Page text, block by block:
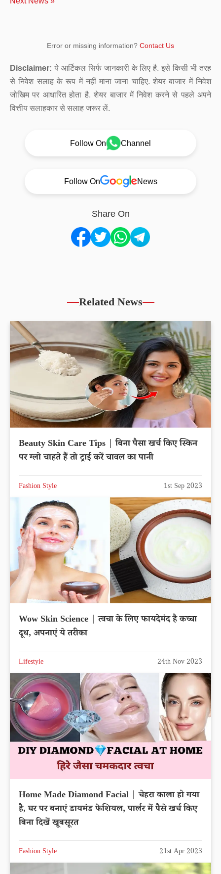
Error or missing information? Contact Us
Disclaimer: ये आर्टिकल सिर्फ जानकारी के लिए है. इसे किसी भी तरह
से निवेश सलाह के रूप में नहीं माना जाना चाहिए. शेयर बाजार में निवेश
जोखिम पर आधारित होता है. शेयर बाजार में निवेश करने से पहले अपने
वित्तीय सलाहकार से सलाह जरूर लें.
Follow On Channel
Follow On News
Share On
Related News
Beauty Skin Care Tips | बिना पैसा खर्च किए स्किन
पर ग्लो चाहते हैं तो ट्राई करें चावल का पानी
Fashion Style 1st Sep 2023
Wow Skin Science | त्वचा के लिए फायदेमंद है कच्चा
दूध, अपनाएं ये तरीका
Lifestyle 24th Nov 2023
Home Made Diamond Facial | चेहरा काला हो गया
है, घर पर बनाएं डायमंड फेशियल, पार्लर में पैसे खर्च किए
बिना दिखें खूबसूरत
Fashion Style 21st Apr 2023